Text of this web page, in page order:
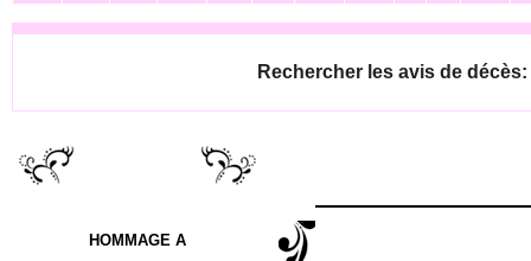
Rechercher les avis de décès:
HOMMAGE A